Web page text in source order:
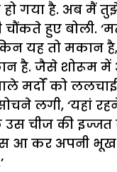
गया है. अब मैं
चौंकते हुए बोली.
यह तो मकान
है. जैसे
मर्दों को
लगी, ‘यहां
उस चीज की
आ कर अपनी भूख